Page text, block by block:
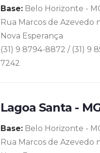
Base: Belo Horizonte -
Rua Marcos de Azevedo
Nova Esperança
(31) 9 8794-8872 / (31) 9
7242
Lagoa Santa -
Base: Belo Horizonte -
Rua Marcos de Azevedo